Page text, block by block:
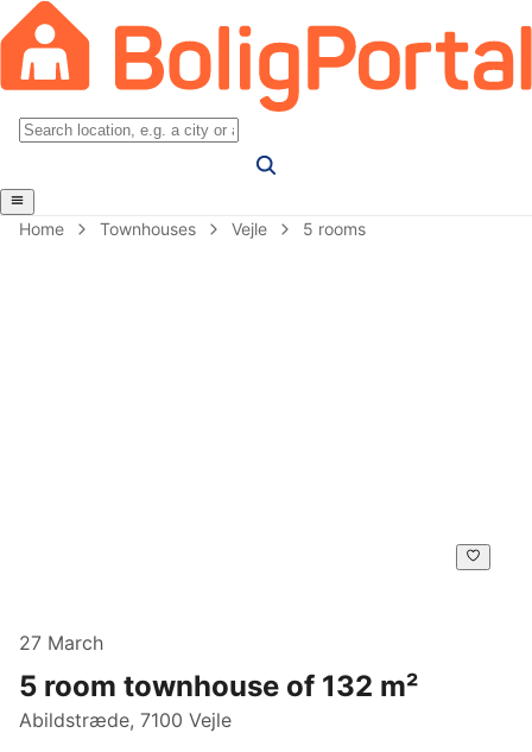
Home Townhouses Vejle 5 rooms
27 March
5 room townhouse of 132 m²
Abildstræde, 7100 Vejle